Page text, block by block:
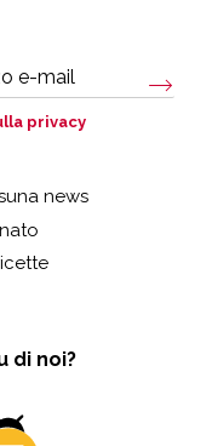
privacy
news
di noi?